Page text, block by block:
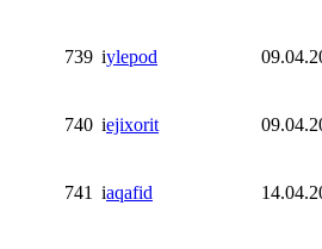
739 iylepod
740 iejixorit
741 iaqafid